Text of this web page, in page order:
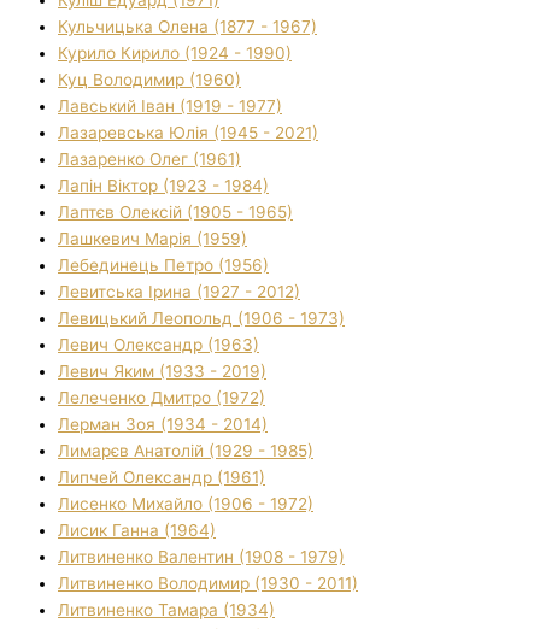
Кульчицька Олена (1877 - 1967)
Курило Кирило (1924 - 1990)
Куц Володимир (1960)
Лавський Іван (1919 - 1977)
Лазаревська Юлія (1945 - 2021)
Лазаренко Олег (1961)
Лапін Віктор (1923 - 1984)
Лаптєв Олексій (1905 - 1965)
Лашкевич Марія (1959)
Лебединець Петро (1956)
Левитська Ірина (1927 - 2012)
Левицький Леопольд (1906 - 1973)
Левич Олександр (1963)
Левич Яким (1933 - 2019)
Лелеченко Дмитро (1972)
Лерман Зоя (1934 - 2014)
Лимарєв Анатолій (1929 - 1985)
Липчей Олександр (1961)
Лисенко Михайло (1906 - 1972)
Лисик Ганна (1964)
Литвиненко Валентин (1908 - 1979)
Литвиненко Володимир (1930 - 2011)
Литвиненко Тамара (1934)